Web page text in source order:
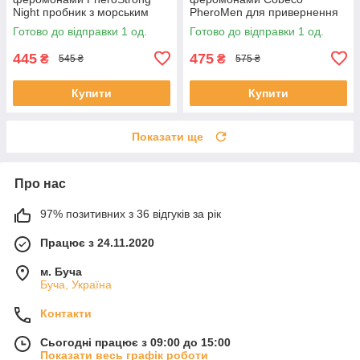
Night пробник з морським
деревно-фруктовим
ароматом, 1 мл
Готово до відправки 1 од.
445 ₴ 545 ₴
Купити
PheroMen для привернення
жінок, свіжий аромат, 15 мл
Готово до відправки 1 од.
475 ₴ 575 ₴
Купити
Показати ще
Про нас
97% позитивних з 36 відгуків за рік
Працює з 24.11.2020
м. Буча
Буча, Україна
Контакти
Сьогодні працює з 09:00 до 15:00
Показати весь графік роботи